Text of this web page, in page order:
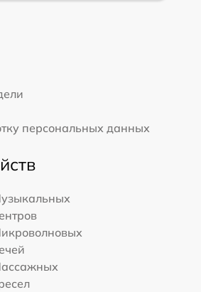
персональных данных